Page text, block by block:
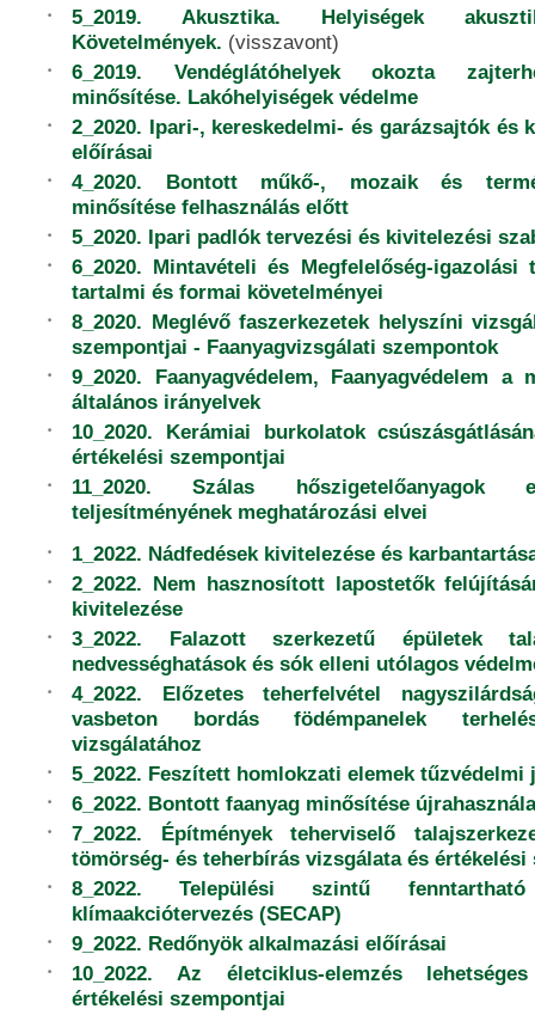
5_2019. Akusztika. Helyiségek
Követelmények. (visszavont)
6_2019. Vendéglátóhelyek okozta
minősítése. Lakóhelyiségek védelme
2_2020. Ipari-, kereskedelmi- és garázsajtók és
előírásai
4_2020. Bontott műkő-, mozaik és
minősítése felhasználás előtt
5_2020. Ipari padlók tervezési és kivitelezési
6_2020. Mintavételi és Megfelelőség-igazolási
tartalmi és formai követelményei
8_2020. Meglévő faszerkezetek helyszíni
szempontjai - Faanyagvizsgálati szempontok
9_2020. Faanyagvédelem, Faanyagvédelem a
általános irányelvek
10_2020. Kerámiai burkolatok
értékelési szempontjai
11_2020. Szálas hőszigetelőanyagok
teljesítményének meghatározási elvei
1_2022. Nádfedések kivitelezése és
2_2022. Nem hasznosított lapostetők
kivitelezése
3_2022. Falazott szerkezetű épületek
nedvességhatások és sók elleni utólagos
4_2022. Előzetes teherfelvétel
vasbeton bordás födémpanelek
vizsgálatához
5_2022. Feszített homlokzati elemek
6_2022. Bontott faanyag minősítése
7_2022. Építmények teherviselő
tömörség- és teherbírás vizsgálata és értékelési
8_2022. Települési szintű
klímaakciótervezés (SECAP)
9_2022. Redőnyök alkalmazási előírásai
10_2022. Az életciklus-elemzés
értékelési szempontjai